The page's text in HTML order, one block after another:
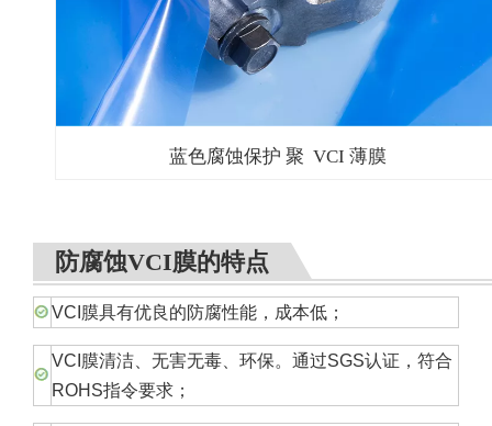
蓝色腐蚀保护聚VCI 薄膜
防腐蚀VCI膜的特点
VCI膜具有优良的防腐性能，成本低；
VCI膜清洁、无害无毒、环保。通过SGS认证，符合
ROHS指令要求；